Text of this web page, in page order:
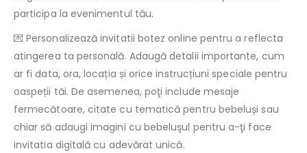
participa la evenimentul tău.
💌 Personalizează invitatii botez online pentru a reflecta
atingerea ta personală. Adaugă detalii importante, cum
ar fi data, ora, locația și orice instrucțiuni speciale pentru
oaspeții tăi. De asemenea, poţi include mesaje
fermecătoare, citate cu tematică pentru bebeluși sau
chiar să adaugi imagini cu bebeluşul pentru a-ţi face
invitatia digitală cu adevărat unică.